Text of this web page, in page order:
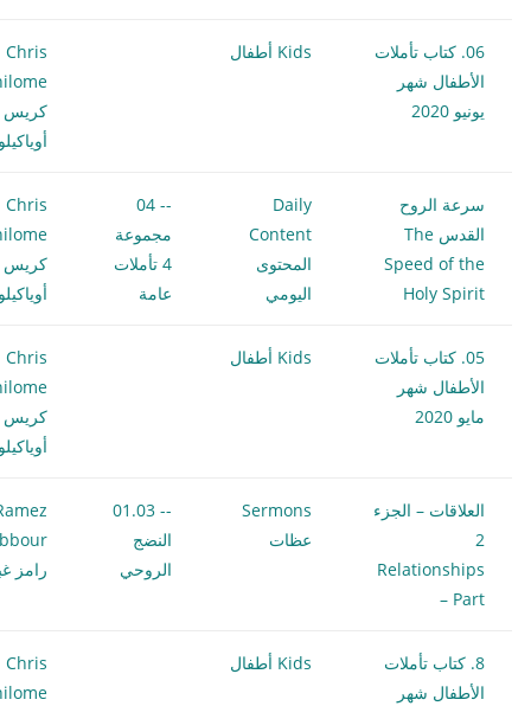
06. كتاب تأملات
الأطفال شهر
يونيو 2020
Kids أطفال
Chris
كريس
سرعة الروح
القدس The
Speed of the
Holy Spirit
Daily
Content
المحتوى
اليومي
-- 04
مجموعة
4 تأملات
عامة
Chris
كريس
05. كتاب تأملات
الأطفال شهر
مايو 2020
Kids أطفال
Chris
كريس
العلاقات – الجزء
2
Relationships
– Part
Sermons
عظات
-- 01.03
النضج
الروحي
رامز
8. كتاب تأملات
الأطفال شهر
Kids أطفال
Chris